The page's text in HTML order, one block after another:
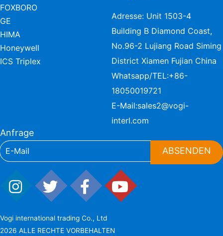
FOXBORO
GE
HIMA
Honeywell
ICS Triplex
Adresse: Unit 1503-4
Building B Diamond Coast,
No.96-2 Lujiang Road Siming
District Xiamen Fujian China
Whatsapp/TEL:+86-
18050019721
E-Mail:sales2@vogi-
interl.com
Anfrage
ABSENDEN
Vogi international trading Co., Ltd
2026 ALLE RECHTE VORBEHALTEN